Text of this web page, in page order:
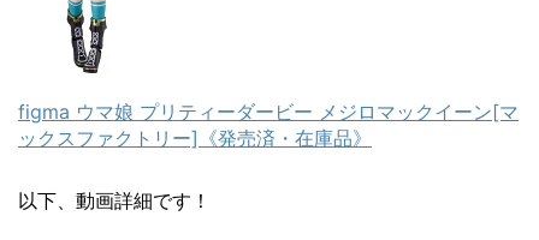
figma ウマ娘 プリティーダービー メジロマックイーン[マ
ックスファクトリー]《発売済・在庫品》
以下、動画詳細です！